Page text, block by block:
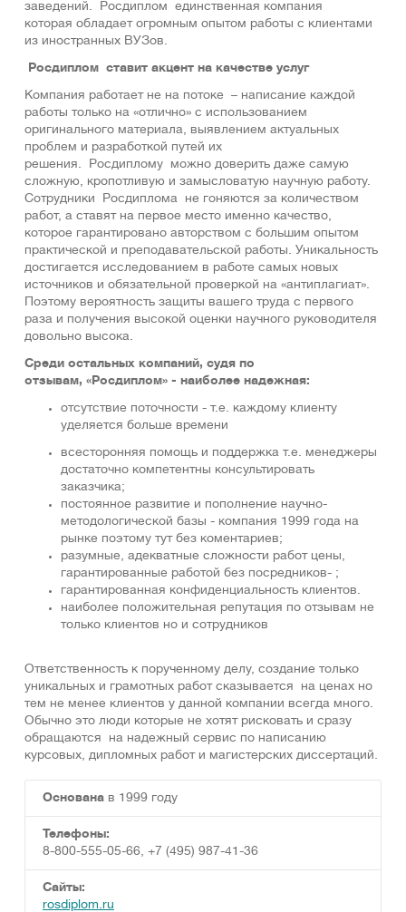
зaведeний. Росдиплом единственная компания
которая обладает огромным опытом работы с клиентами
из иностранных ВУЗов.
Росдиплом ставит акцент на качестве услуг
Компания работает не на потоке – нaписaние каждой
работы только на «отлично» с использованием
оригинaльнoго мaтеpиaла, выявлением актуальных
проблем и разработкой путей их
решения. Росдиплому можно доверить даже самую
сложную, кропотливую и замысловатую научную работу.
Сотрудники Росдиплома не гоняются за количеством
работ, а ставят на первое место именно качество,
которое гарантировано авторством с большим опытом
практической и преподавательской работы. Уникальность
достигается исследованием в работе самых новых
источников и обязательной проверкой на «антиплагиат».
Поэтому вероятность защиты вашего труда с первого
раза и получения высокой оценки научного руководителя
довольно высока.
Среди остальных компаний, судя по
отзывам, «Росдиплом» - наиболее надежная:
отсутствие поточности - т.е. каждому клиенту
уделяется больше времени
всесторонняя помощь и поддержка т.е. менеджеры
достаточно компетентны консультировать
заказчика;
постоянное развитие и пополнение научно-
методологической базы - компания 1999 года на
рынке поэтому тут без коментариев;
разумные, адекватные сложности работ цены,
гарантированные работой без посредников- ;
гарантированная конфиденциальность клиентов.
наиболее положительная репутация по отзывам не
только клиентов но и сотрудников
Ответственность к порученному делу, создание только
уникальных и грамотных работ сказывается на ценах но
тем не менее клиентов у данной компании всегда много.
Обычно это люди которые не хотят рисковать и сразу
обращаются на надежный сервис по написанию
курсовых, дипломных работ и магистерских диссертаций.
Основана в 1999 году
Телефоны:
8-800-555-05-66, +7 (495) 987-41-36
Сайты:
rosdiplom.ru